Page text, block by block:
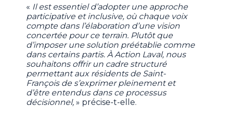
« Il est essentiel d’adopter une approche
participative et inclusive, où chaque voix
compte dans l’élaboration d’une vision
concertée pour ce terrain. Plutôt que
d’imposer une solution préétablie comme
dans certains partis. À Action Laval, nous
souhaitons offrir un cadre structuré
permettant aux résidents de Saint-
François de s’exprimer pleinement et
d’être entendus dans ce processus
décisionnel, » précise-t-elle.